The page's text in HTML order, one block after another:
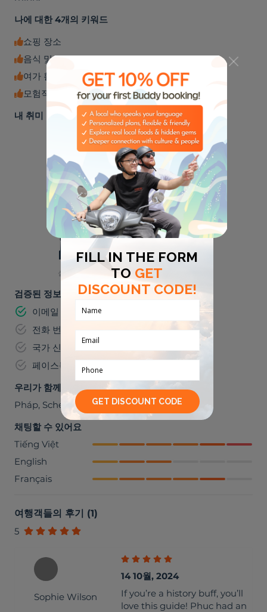
나에 대한 4개의 키워드
쇼핑 장소
음식 및 음료
여가 활동
모험적인 경험
내 취미
🏈
스포츠
🎸
음악
🌮
미식가들
⛺
야외 활동
🏭
실내 활동
검증된 정보
이메일 주소
전화 번호
국가 신분증 번호
페이스북
우리가 함께 갈 수 있는 곳들
Pháp, Schengen
채팅할 수 있어요
Tiếng Việt
English
Français
여행객들의 후기 (1)
5
Sophie Wilson
14 10월, 2024
If you’re a history buff, you’ll
love this guide! Phuc had an